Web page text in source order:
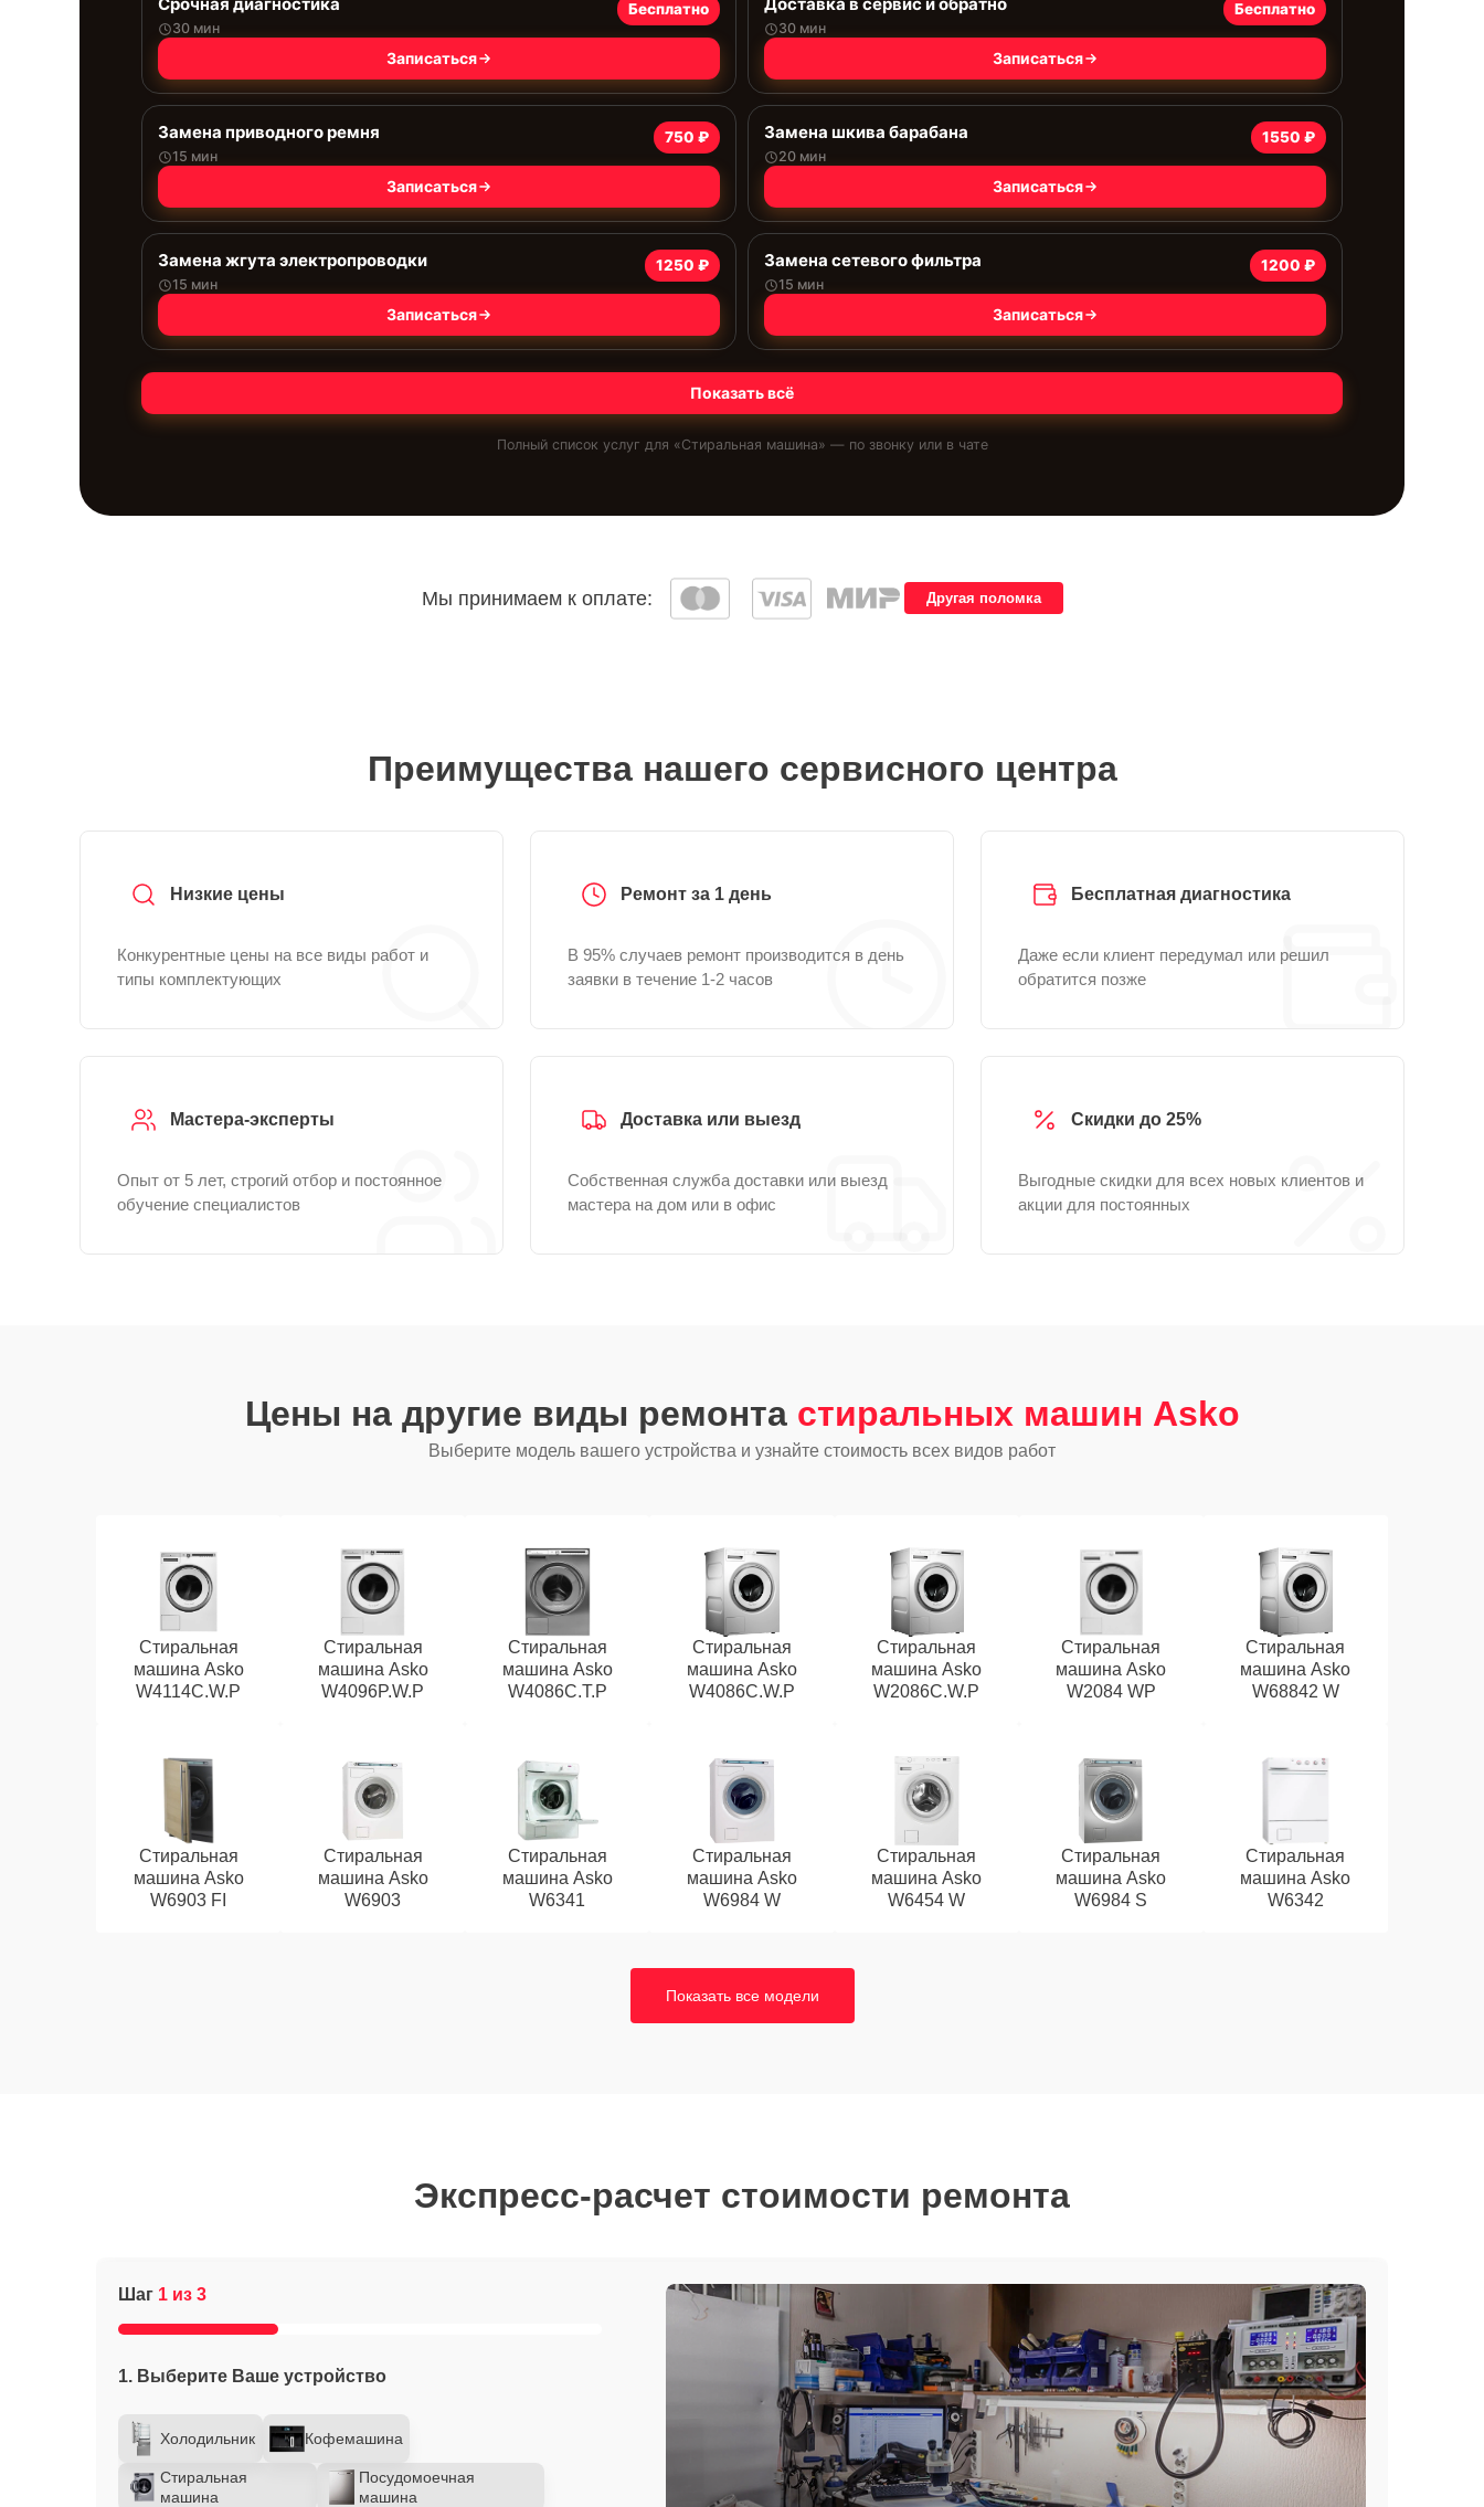
30 мин
Бесплатно
Записаться
30 мин
Бесплатно
Записаться
Замена приводного ремня
15 мин
750 ₽
Записаться
Замена шкива барабана
20 мин
1550 ₽
Записаться
Замена жгута электропроводки
15 мин
1250 ₽
Записаться
Замена сетевого фильтра
15 мин
1200 ₽
Записаться
Показать всё
Полный список услуг для «Стиральная машина» — по звонку или в чате
Мы принимаем к оплате: Другая поломка
Преимущества нашего сервисного центра
Низкие цены
Конкурентные цены на все виды работ и
типы комплектующих
Ремонт за 1 день
В 95% случаев ремонт производится в день
заявки в течение 1-2 часов
Бесплатная диагностика
Даже если клиент передумал или решил
обратится позже
Мастера-эксперты
Опыт от 5 лет, строгий отбор и постоянное
обучение специалистов
Доставка или выезд
Собственная служба доставки или выезд
мастера на дом или в офис
Скидки до 25%
Выгодные скидки для всех новых клиентов и
акции для постоянных
Цены на другие виды ремонта стиральных машин Asko
Выберите модель вашего устройства и узнайте стоимость всех видов работ
Стиральная
машина Asko
W4114C.W.P
Стиральная
машина Asko
W4096P.W.P
Стиральная
машина Asko
W4086C.T.P
Стиральная
машина Asko
W4086C.W.P
Стиральная
машина Asko
W2086C.W.P
Стиральная
машина Asko
W2084 WP
Стиральная
машина Asko
W68842 W
Стиральная
машина Asko
W6903 FI
Стиральная
машина Asko
W6903
Стиральная
машина Asko
W6341
Стиральная
машина Asko
W6984 W
Стиральная
машина Asko
W6454 W
Стиральная
машина Asko
W6984 S
Стиральная
машина Asko
W6342
Показать все модели
Экспресс-расчет стоимости ремонта
Шаг 1 из 3
1. Выберите Ваше устройство
Холодильник Кофемашина
Стиральная
машина
Посудомоечная
машина